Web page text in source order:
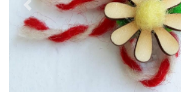
Previous